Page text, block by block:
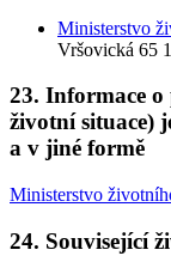
Ministerstvo
Vršovická 65
23. Informace o
životní situace)
a v jiné formě
Ministerstvo
24. Související